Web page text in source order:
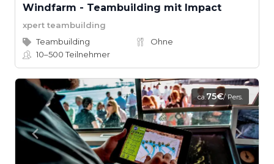
Windfarm - Teambuilding mit Impact
xpert teambuilding
Teambuilding
Ohne
10–500Teilnehmer
ca.75€/ Pers.